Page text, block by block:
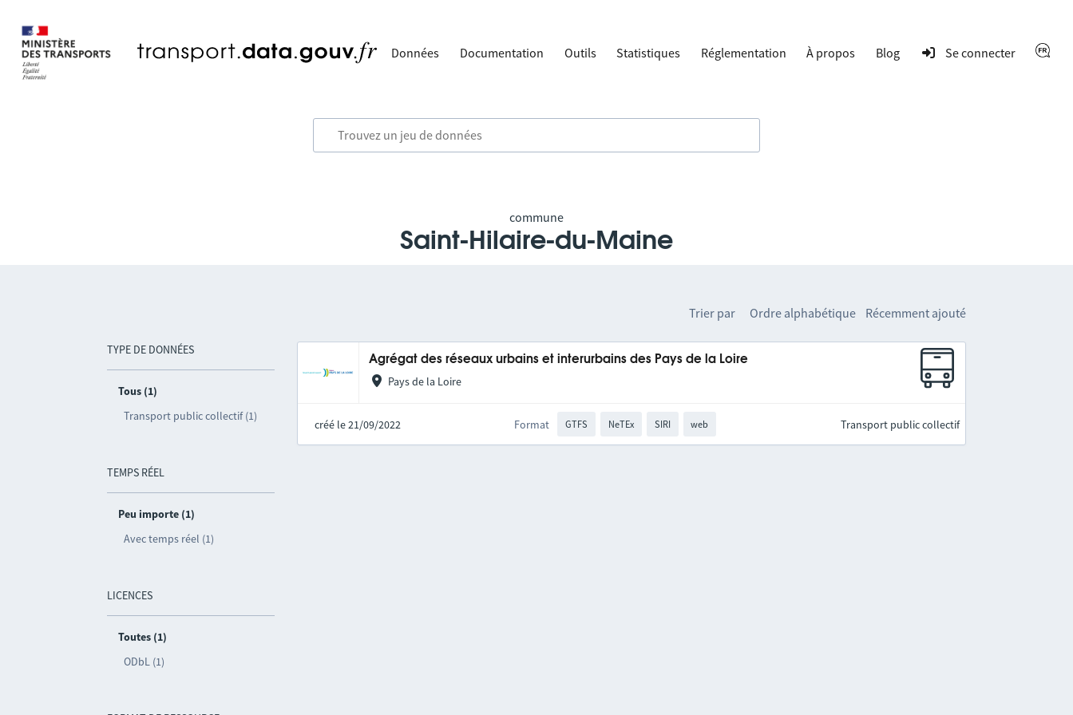
Données Documentation Outils Statistiques Réglementation À propos Blog Se connecter
commune
Saint-Hilaire-du-Maine
TYPE DE DONNÉES
Tous (1)
Transport public collectif (1)
TEMPS RÉEL
Peu importe (1)
Avec temps réel (1)
LICENCES
Toutes (1)
ODbL (1)
Trier par Ordre alphabétique Récemment ajouté
Agrégat des réseaux urbains et interurbains des Pays de la Loire
Pays de la Loire
créé le 21/09/2022 Format GTFS NeTEx SIRI web Transport public collectif